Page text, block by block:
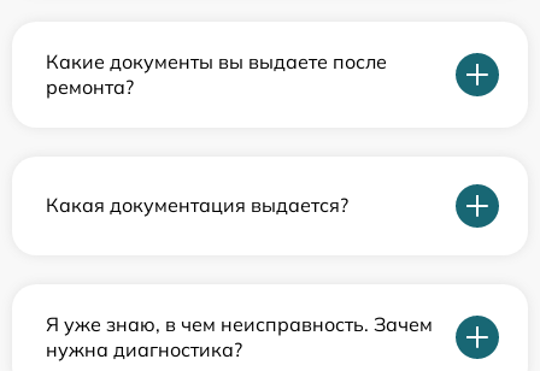
Какие документы вы выдаете после
ремонта?
Какая документация выдается?
Я уже знаю, в чем неисправность. Зачем
нужна диагностика?